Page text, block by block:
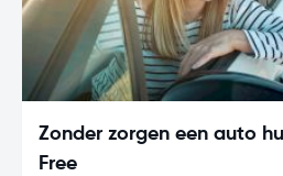
Zonder zorgen een auto
Free